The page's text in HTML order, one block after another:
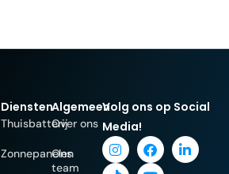
Diensten
Thuisbatterij
Zonnepanelen
Algemeen
Over ons
Ons
team
Volg ons op Social
Media!